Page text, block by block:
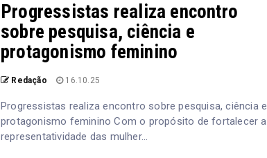
Progressistas realiza encontro
sobre pesquisa, ciência e
protagonismo feminino
Redação 16.10.25
Progressistas realiza encontro sobre pesquisa, ciência e
protagonismo feminino Com o propósito de fortalecer a
representatividade das mulher...